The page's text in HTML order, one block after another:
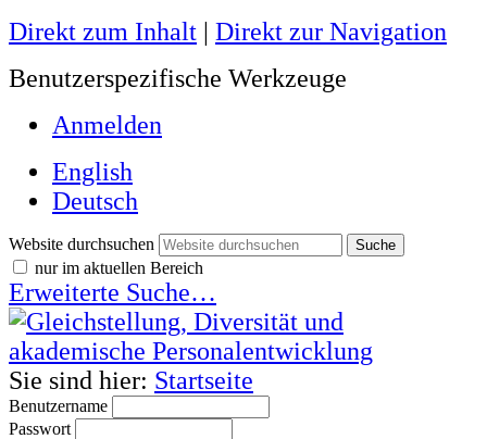
Direkt zum Inhalt | Direkt zur Navigation
Benutzerspezifische Werkzeuge
Anmelden
English
Deutsch
Website durchsuchen
nur im aktuellen Bereich
Erweiterte Suche…
Sie sind hier: Startseite
Benutzername
Passwort